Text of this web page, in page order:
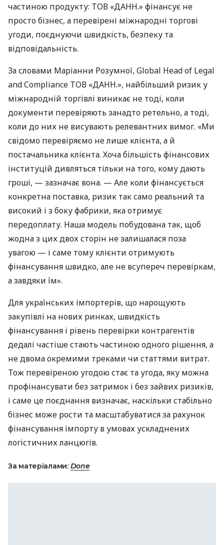
частиною продукту: ТОВ «ДАНН.» фінансує не
просто бізнес, а перевірені міжнародні торгові
угоди, поєднуючи швидкість, безпеку та
відповідальність.
За словами Маріанни Розумної, Global Head of Legal
and Compliance ТОВ «ДАНН.», найбільший ризик у
міжнародній торгівлі виникає не тоді, коли
документи перевіряють занадто ретельно, а тоді,
коли до них не висувають релевантних вимог. «Ми
свідомо перевіряємо не лише клієнта, а й
постачальника клієнта. Хоча більшість фінансових
інституцій дивляться тільки на того, кому дають
гроші, — зазначає вона. — Але коли фінансується
конкретна поставка, ризик так само реальний та
високий і з боку фабрики, яка отримує
передоплату. Наша модель побудована так, щоб
жодна з цих двох сторін не залишалася поза
увагою — і саме тому клієнти отримують
фінансування швидко, але не всупереч перевіркам,
а завдяки їм».
Для українських імпортерів, що нарощують
закупівлі на нових ринках, швидкість
фінансування і рівень перевірки контрагентів
дедалі частіше стають частиною одного рішення, а
не двома окремими треками чи статтями витрат.
Тож перевіреною угодою стає та угода, яку можна
профінансувати без затримок і без зайвих ризиків,
і саме це поєднання визначає, наскільки стабільно
бізнес може рости та масштабуватися за рахунок
фінансування імпорту в умовах ускладнених
логістичних ланцюгів.
За матеріалами: Done